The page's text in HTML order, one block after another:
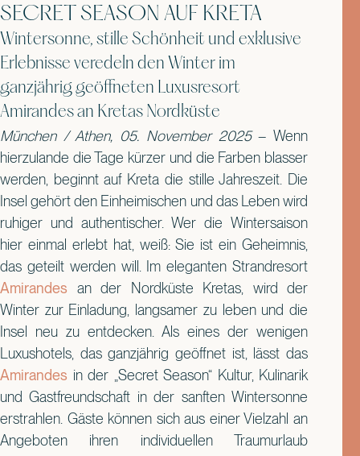
SECRET SEASON AUF KRETA
Wintersonne, stille Schönheit und exklusive
Erlebnisse veredeln den Winter im
ganzjährig geöffneten Luxusresort
Amirandes an Kretas Nordküste
München / Athen, 05. November 2025– Wenn
hierzulande die Tage kürzer und die Farben blasser
werden, beginnt auf Kreta die stille Jahreszeit. Die
Insel gehört den Einheimischen und das Leben wird
ruhiger und authentischer. Wer die Wintersaison
hier einmal erlebt hat, weiß: Sie ist ein Geheimnis,
das geteilt werden will. Im eleganten Strandresort
Amirandes an der Nordküste Kretas, wird der
Winter zur Einladung, langsamer zu leben und die
Insel neu zu entdecken. Als eines der wenigen
Luxushotels, das ganzjährig geöffnet ist, lässt das
Amirandes in der „Secret Season“ Kultur, Kulinarik
und Gastfreundschaft in der sanften Wintersonne
erstrahlen. Gäste können sich aus einer Vielzahl an
Angeboten ihren individuellen Traumurlaub